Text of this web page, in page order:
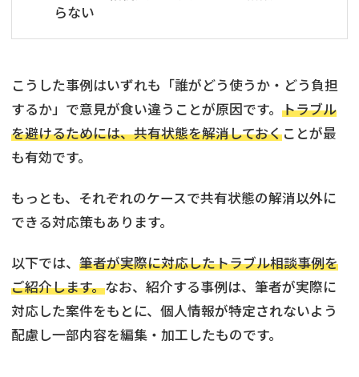
らない
こうした事例はいずれも「誰がどう使うか・どう負担
するか」で意見が食い違うことが原因です。 トラブル
を避けるためには、共有状態を解消しておくことが最
も有効です。
もっとも、それぞれのケースで共有状態の解消以外に
できる対応策もあります。
以下では、 筆者が実際に対応したトラブル相談事例を
ご紹介します。なお、紹介する事例は、筆者が実際に
対応した案件をもとに、個人情報が特定されないよう
配慮し一部内容を編集・加工したものです。